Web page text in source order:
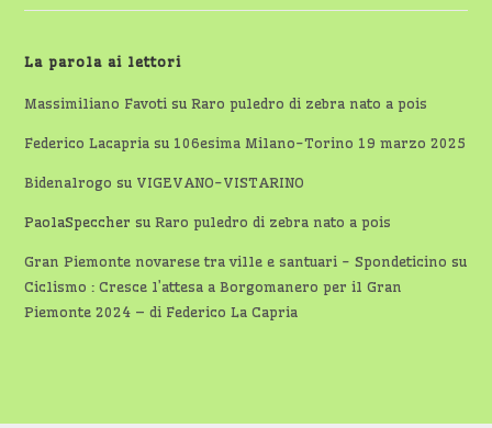
La parola ai lettori
Massimiliano Favoti suRaro puledro di zebra nato a pois
Federico Lacapria su 106esima Milano-Torino 19 marzo 2025
Bidenalrogo su VIGEVANO-VISTARINO
PaolaSpeccher suRaro puledro di zebra nato a pois
Gran Piemonte novarese tra ville e santuari - Spondeticino su
Ciclismo : Cresce l’attesa a Borgomanero per il Gran
Piemonte 2024 – di Federico La Capria